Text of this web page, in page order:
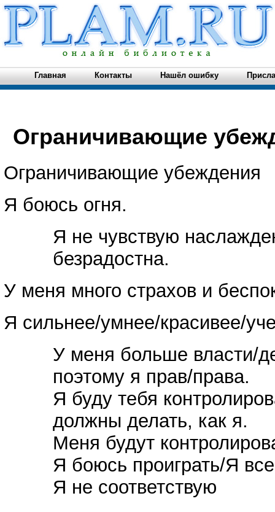
Главная Контакты Нашёл ошибку
Ограничивающие
Ограничивающие убеждения
Я боюсь огня.
Я не чувствую
безрадостна.
У меня много страхов и
Я сильнее/умнее/красивее/
У меня больше власти/
поэтому я прав/права.
Я буду тебя
должны делать, как я.
Меня будут
Я боюсь проиграть/Я
Я не соответствую